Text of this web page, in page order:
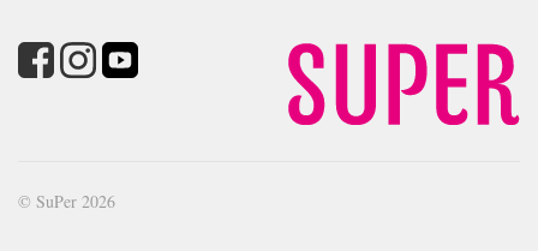
© SuPer 2026